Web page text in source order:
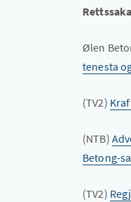
Ølen
tenesta
(TV2)
(NTB)
Betong-
(TV2)